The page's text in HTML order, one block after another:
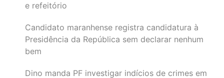
e refeitório
Candidato maranhense registra candidatura à
Presidência da República sem declarar nenhum
bem
Dino manda PF investigar indícios de crimes em